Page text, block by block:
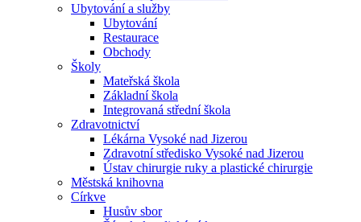
Ubytování a služby
Ubytování
Restaurace
Obchody
Školy
Mateřská škola
Základní škola
Integrovaná střední škola
Zdravotnictví
Lékárna Vysoké nad Jizerou
Zdravotní středisko Vysoké nad Jizerou
Ústav chirurgie ruky a plastické chirurgie
Městská knihovna
Církve
Husův sbor